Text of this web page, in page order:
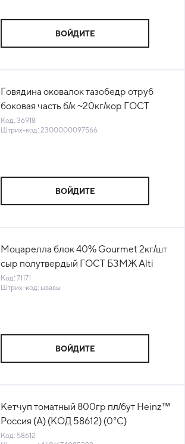
ВОЙДИТЕ
Говядина оковалок тазобедр отруб
боковая часть б/к ~20кг/кор ГОСТ
Вариант Россия (КОР) (КОД 36918)
(-18°С)
Код: 36918
Штрих-код: 2300000097566
ВОЙДИТЕ
Моцарелла блок 40% Gourmet 2кг/шт
сыр полутвердый ГОСТ БЗМЖ Alti
Россия (КОД 71171) (0°С)
Код: 71171
Штрих-код: ывавы
ВОЙДИТЕ
Кетчуп томатный 800гр пл/бут Heinz™
Россия (А) (КОД 58612) (0°С)
Код: 58612